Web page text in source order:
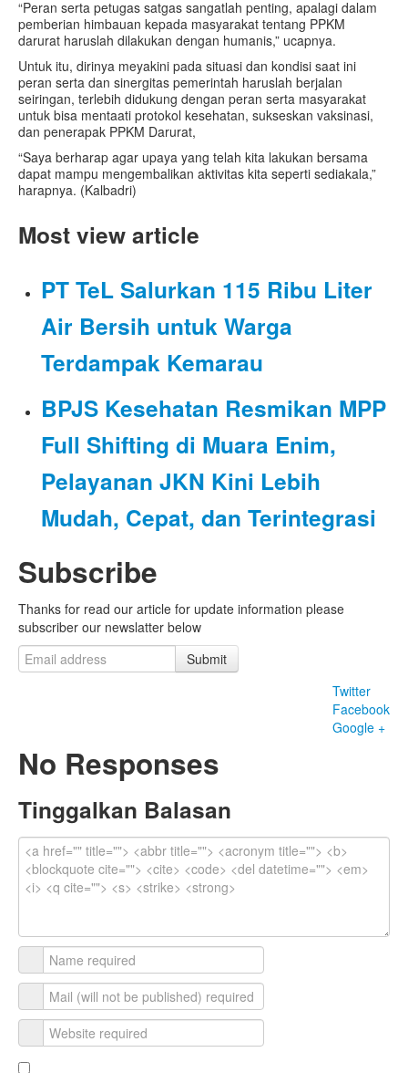
“Peran serta petugas satgas sangatlah penting, apalagi dalam
pemberian himbauan kepada masyarakat tentang PPKM
darurat haruslah dilakukan dengan humanis,” ucapnya.
Untuk itu, dirinya meyakini pada situasi dan kondisi saat ini
peran serta dan sinergitas pemerintah haruslah berjalan
seiringan, terlebih didukung dengan peran serta masyarakat
untuk bisa mentaati protokol kesehatan, sukseskan vaksinasi,
dan penerapak PPKM Darurat,
“Saya berharap agar upaya yang telah kita lakukan bersama
dapat mampu mengembalikan aktivitas kita seperti sediakala,”
harapnya. (Kalbadri)
Most view article
PT TeL Salurkan 115 Ribu Liter
Air Bersih untuk Warga
Terdampak Kemarau
BPJS Kesehatan Resmikan MPP
Full Shifting di Muara Enim,
Pelayanan JKN Kini Lebih
Mudah, Cepat, dan Terintegrasi
Subscribe
Thanks for read our article for update information please
subscriber our newslatter below
Submit
Twitter
Facebook
Google +
No Responses
Tinggalkan Balasan